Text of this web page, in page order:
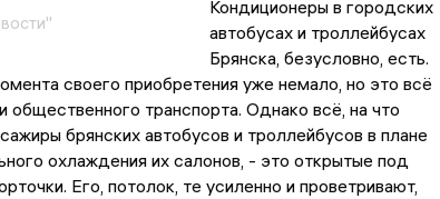
Кондиционеры в городских
автобусах и троллейбусах
Брянска, безусловно, есть.
своего приобретения уже немало, но это всё
транспорта. Однако всё, на что
брянских автобусов и троллейбусов в плане
охлаждения их салонов, - это открытые под
Его, потолок, те усиленно и проветривают,